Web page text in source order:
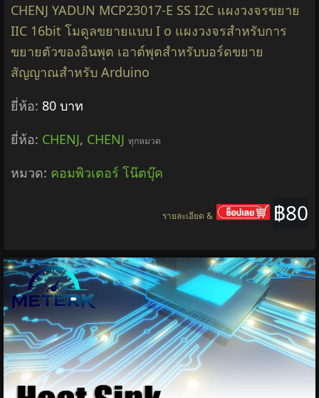
CHENJ YADUN MCP23017-E SS I2C แผงวงจรขยาย
IIC 16bit โมดูลขยายแบบ I o แผงวงจรสำหรับการ
ขยายตัวของอินพุต เอาต์พุตสำหรับบอร์ดขยาย
สัญญาณสำหรับ Arduino
ยี่ห้อ: 80 บาท
ยี่ห้อ: CHENJ, CHENJ ทุกหมวด
หมวด: คอมพิวเตอร์ โน๊ตบุ๊ค
฿80
รายละเอียด &